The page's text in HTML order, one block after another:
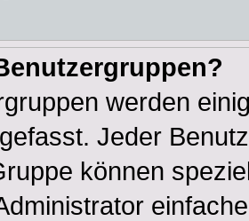
werden
Jeder
können